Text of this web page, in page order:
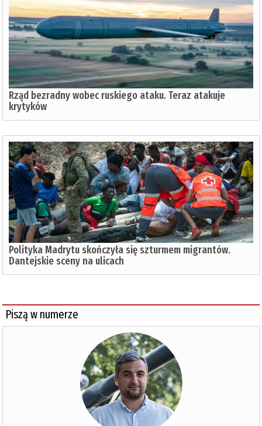
Rząd bezradny wobec ruskiego ataku. Teraz atakuje
krytyków
Polityka Madrytu skończyła się szturmem migrantów.
Dantejskie sceny na ulicach
Piszą w numerze